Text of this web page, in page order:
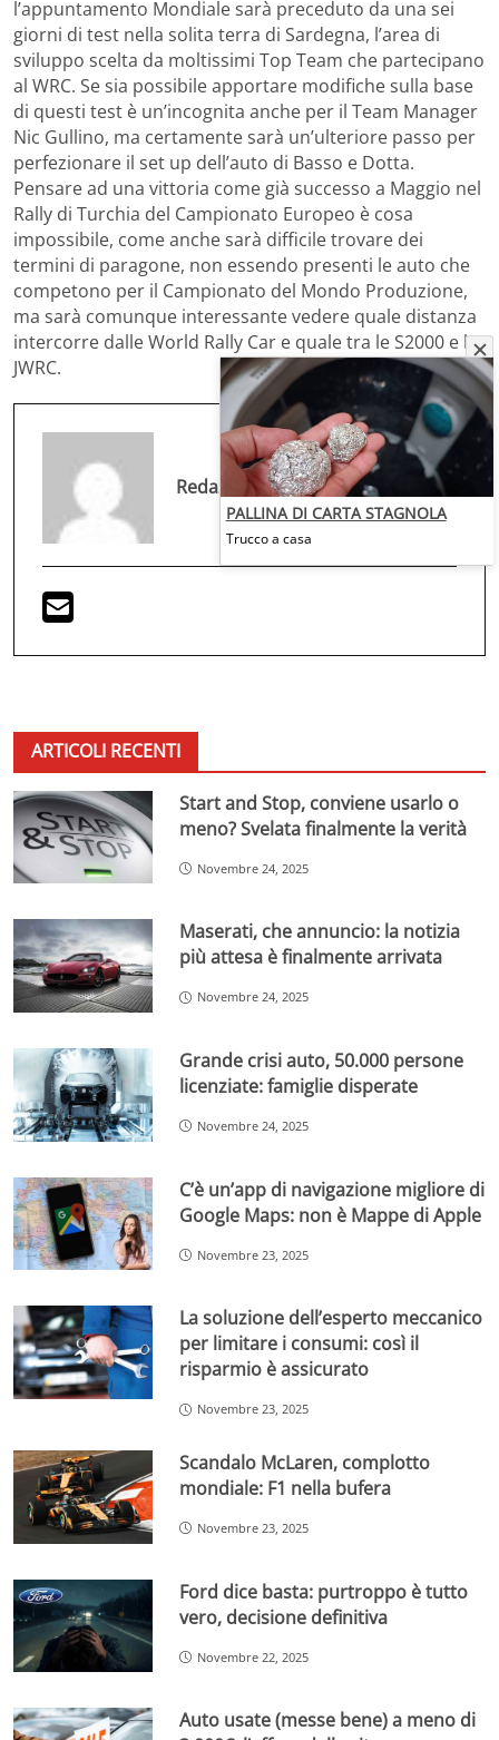
l’appuntamento Mondiale sarà preceduto da una sei
giorni di test nella solita terra di Sardegna, l’area di
sviluppo scelta da moltissimi Top Team che partecipano
al WRC. Se sia possibile apportare modifiche sulla base
di questi test è un’incognita anche per il Team Manager
Nic Gullino, ma certamente sarà un’ulteriore passo per
perfezionare il set up dell’auto di Basso e Dotta.
Pensare ad una vittoria come già successo a Maggio nel
Rally di Turchia del Campionato Europeo è cosa
impossibile, come anche sarà difficile trovare dei
termini di paragone, non essendo presenti le auto che
competono per il Campionato del Mondo Produzione,
ma sarà comunque interessante vedere quale distanza
intercorre dalle World Rally Car e quale tra le S2000 e le
JWRC.
Redazione
ARTICOLI RECENTI
Start and Stop, conviene usarlo o
meno? Svelata finalmente la verità
Novembre 24, 2025
Maserati, che annuncio: la notizia
più attesa è finalmente arrivata
Novembre 24, 2025
Grande crisi auto, 50.000 persone
licenziate: famiglie disperate
Novembre 24, 2025
C’è un’app di navigazione migliore di
Google Maps: non è Mappe di Apple
Novembre 23, 2025
La soluzione dell’esperto meccanico
per limitare i consumi: così il
risparmio è assicurato
Novembre 23, 2025
Scandalo McLaren, complotto
mondiale: F1 nella bufera
Novembre 23, 2025
Ford dice basta: purtroppo è tutto
vero, decisione definitiva
Novembre 22, 2025
Auto usate (messe bene) a meno di
PALLINA DI CARTA STAGNOLA
Trucco a casa